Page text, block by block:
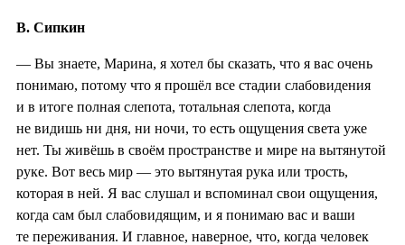
В. Сипкин
— Вы знаете, Марина, я хотел бы сказать, что я вас очень
понимаю, потому что я прошёл все стадии слабовидения
и в итоге полная слепота, тотальная слепота, когда
не видишь ни дня, ни ночи, то есть ощущения света уже
нет. Ты живёшь в своём пространстве и мире на вытянутой
руке. Вот весь мир — это вытянутая рука или трость,
которая в ней. Я вас слушал и вспоминал свои ощущения,
когда сам был слабовидящим, и я понимаю вас и ваши
те переживания. И главное, наверное, что, когда человек